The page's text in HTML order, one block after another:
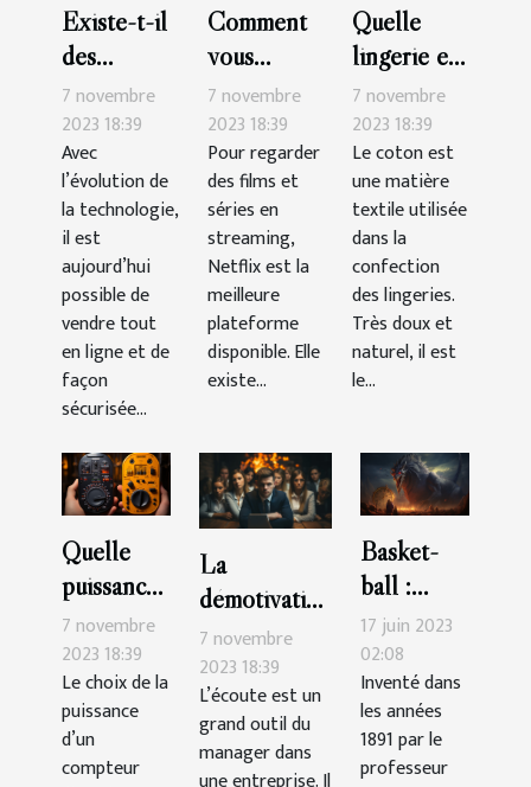
Existe-t-il
des
possibilités
de vendre
le CBD en
ligne ?
7 novembre
2023 18:39
Avec
l’évolution de
la technologie,
il est
aujourd’hui
possible de
vendre tout
en ligne et de
façon
sécurisée...
Comment
vous
abonner à
Netflix ?
7 novembre
2023 18:39
Pour regarder
des films et
séries en
streaming,
Netflix est la
meilleure
plateforme
disponible. Elle
existe...
Quelle
lingerie en
coton
choisir ?
7 novembre
2023 18:39
Le coton est
une matière
textile utilisée
dans la
confection
des lingeries.
Très doux et
naturel, il est
le...
Quelle
puissance
de
compteur
choisir ?
7 novembre
2023 18:39
Le choix de la
puissance
d’un
compteur
La
démotivation
du
personnel :
comment la
gérer ?
7 novembre
2023 18:39
L’écoute est un
grand outil du
manager dans
Basket-
ball :
quelle est
la durée
d’un
match ?
17 juin 2023
02:08
Inventé dans
les années
1891 par le
professeur